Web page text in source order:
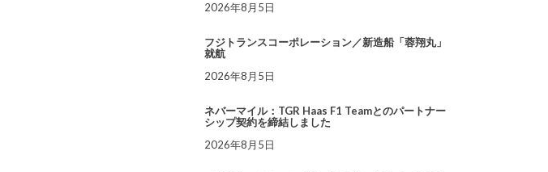
2026年8月5日
フジトランスコーポレーション／新造船「蓉翔丸」
就航
2026年8月5日
ネバーマイル：TGR Haas F1 Teamとのパートナー
シップ契約を締結しました
2026年8月5日